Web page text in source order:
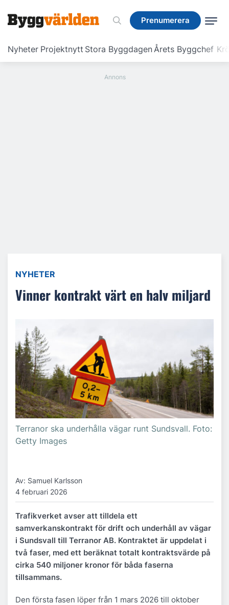
Prenumerera
Nyheter Projektnytt Stora ByggdagenÅrets Byggchef
Prenumerera
NYHETER
Vinner kontrakt värt en halv miljard
Terranor ska underhålla vägar runt Sundsvall. Foto:
Getty Images
Av: Samuel Karlsson
4 februari 2026
Trafikverket avser att tilldela ett
samverkanskontrakt för drift och underhåll av vägar
i Sundsvall till Terranor AB. Kontraktet är uppdelat i
två faser, med ett beräknat totalt kontraktsvärde på
cirka 540 miljoner kronor för båda faserna
tillsammans.
Den första fasen löper från 1 mars 2026 till oktober